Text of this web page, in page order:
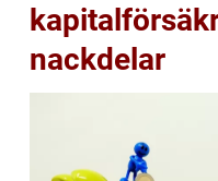
nackdelar